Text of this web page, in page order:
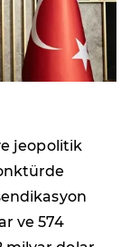
jeopolitik
ve 574